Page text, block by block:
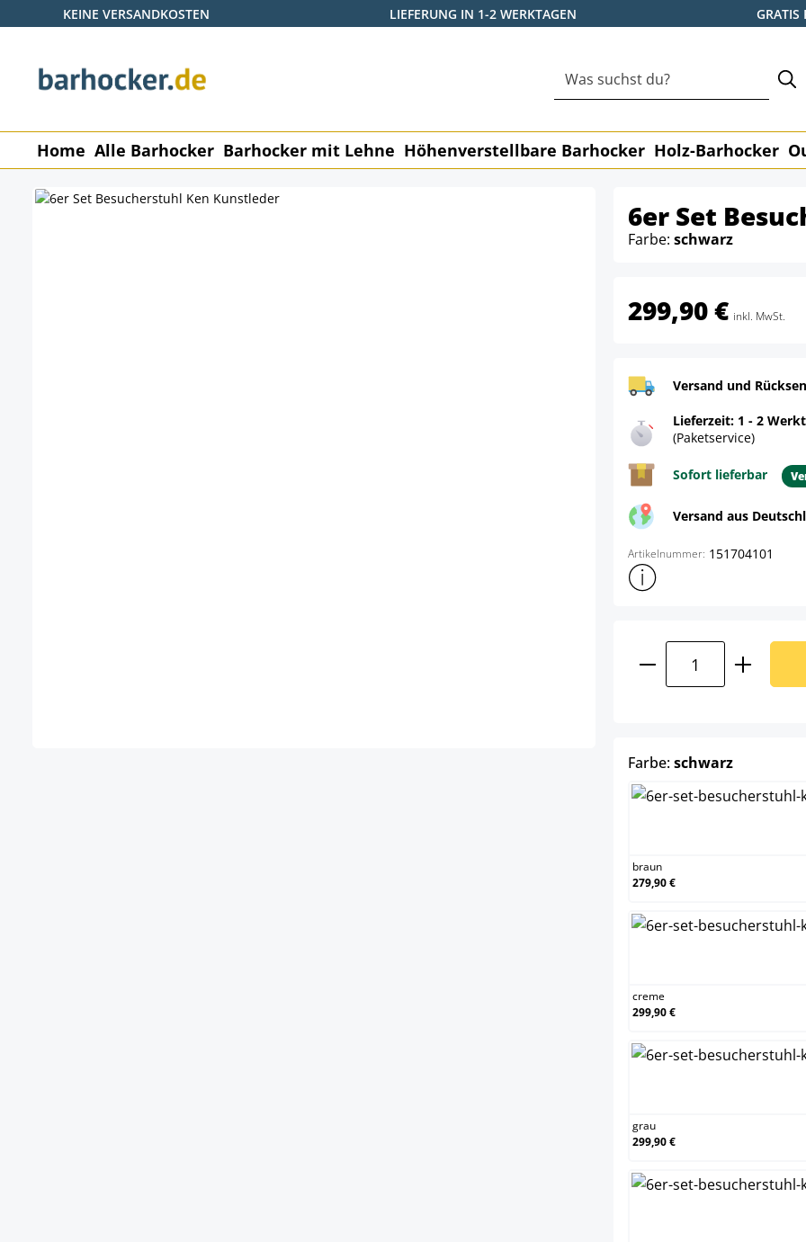
Hauptinhalt springen
Zur Suche springen
Zur Hauptnavigation springen
KEINE VERSANDKOSTEN LIEFERUNG IN 1-2 WERKTAGEN GRATIS
Home Alle Barhocker Barhocker mit Lehne Höhenverstellbare Barhocker Holz-Barhocker
6er Set
Farbe: schwarz
299,90 € inkl. MwSt.
Versand und
Lieferzeit: 1 - 2
(Paketservice)
Sofort lieferbar
Versand aus
Artikelnummer: 151704101
Weitere
Produkt Anzahl:
Farbe:schwarzauswählen
braun
279,90 €
creme
299,90 €
grau
299,90 €